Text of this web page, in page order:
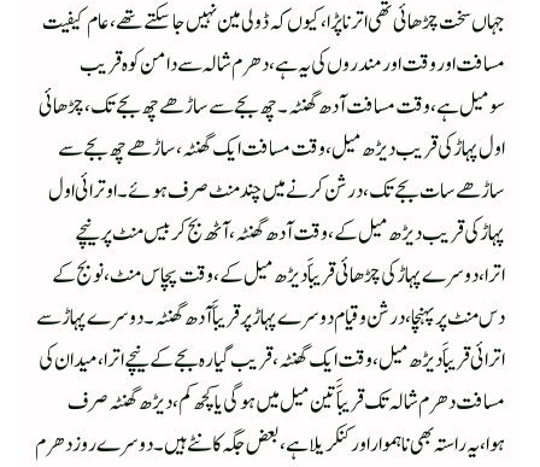
جہاں سخت چڑھائی تھی اترنا پڑا،کیوں کہ ڈولی مین نہیں جاسکتے تھے ،عام کیفیت
مسافت اور وقت اور مندروں کی یہ ہے،دھرم شالہ سے دامن کوہ قریب
سومیل ہے ،وقت مسافت آدھ گھنٹہ۔چھ بجے سے ساڑھے چھ بجے تک ،چڑھائی
اول پہاڑ کی قریب دیڑھ میل ،وقت مسافت ایک گھنٹہ ،ساڑھے چھ بجے سے
ساڑھے سات بجے تک،درشن کرنے میں چند منٹ صرف ہوئے۔اوترائی اول
پہاڑ کی قریب دیڑھ میل کے ،وقت آدھ گھنٹہ ،آٹھ بج کر بیس منٹ پر نیچے
اترا،دوسرے پہاڑ کی چڑھائی قریباََدیڑھ میل کے، وقت پچاس منٹ ،نو بج کے
دس منٹ پر پہنچا،درشن وقیام دوسرے پہاڑ پر قریباََ آدھ گھنٹہ ۔دوسرے پہاڑ سے
اترائی قریباََ دیڑھ میل ،وقت ایک گھنٹہ،قریب گیارہ بجے کے نیچے اترا،میدان کی
مسافت دھرم شالہ تک قریباَََ تین میل میں ہوگی یا کچھ کم،دیڑھ گھنٹہ صرف
ہوا،یہ راستہ بھی ناہموار اور کنکریلا ہے ،بعض جگہ کانٹے ہیں ۔دوسرے روز دھرم